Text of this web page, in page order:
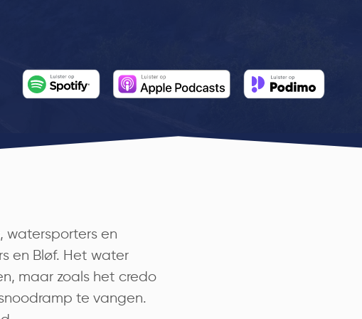
watersporters en
en Bløf. Het water
maar zoals het credo
te vangen.